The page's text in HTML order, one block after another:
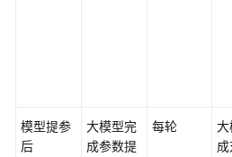
通
模型提参
后
大模型完
成参数提
每轮
大